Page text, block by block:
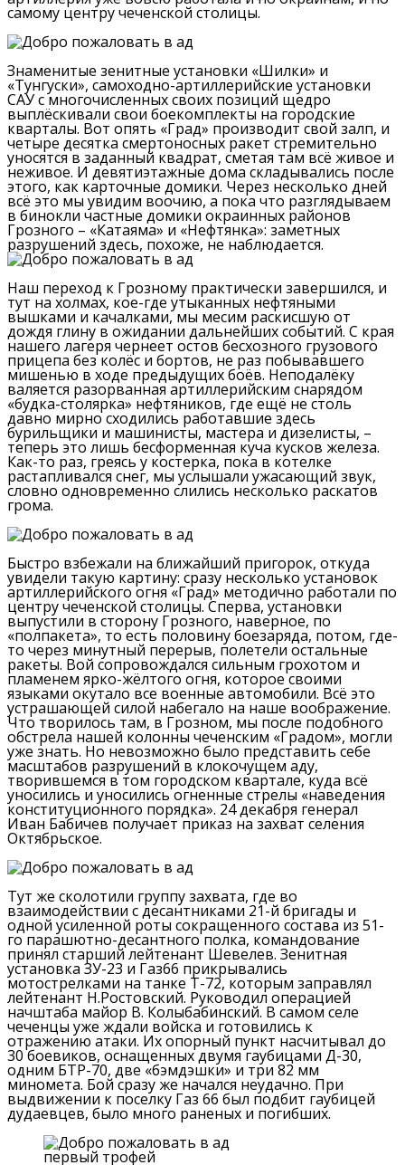
самому центру чеченской столицы.
Знаменитые зенитные установки «Шилки» и
«Тунгуски», самоходно-артиллерийские установки
САУ с многочисленных своих позиций щедро
выплёскивали свои боекомплекты на городские
кварталы. Вот опять «Град» производит свой залп, и
четыре десятка смертоносных ракет стремительно
уносятся в заданный квадрат, сметая там всё живое и
неживое. И девятиэтажные дома складывались после
этого, как карточные домики. Через несколько дней
всё это мы увидим воочию, а пока что разглядываем
в бинокли частные домики окраинных районов
Грозного – «Катаяма» и «Нефтянка»: заметных
разрушений здесь, похоже, не наблюдается.
Наш переход к Грозному практически завершился, и
тут на холмах, кое-где утыканных нефтяными
вышками и качалками, мы месим раскисшую от
дождя глину в ожидании дальнейших событий. С края
нашего лагеря чернеет остов бесхозного грузового
прицепа без колёс и бортов, не раз побывавшего
мишенью в ходе предыдущих боёв. Неподалёку
валяется разорванная артиллерийским снарядом
«будка-столярка» нефтяников, где ещё не столь
давно мирно сходились работавшие здесь
бурильщики и машинисты, мастера и дизелисты, –
теперь это лишь бесформенная куча кусков железа.
Как-то раз, греясь у костерка, пока в котелке
растапливался снег, мы услышали ужасающий звук,
словно одновременно слились несколько раскатов
грома.
Быстро взбежали на ближайший пригорок, откуда
увидели такую картину: сразу несколько установок
артиллерийского огня «Град» методично работали по
центру чеченской столицы.Сперва, установки
выпустили в сторону Грозного, наверное, по
«полпакета», то есть половину боезаряда, потом, где-
то через минутный перерыв, полетели остальные
ракеты. Вой сопровождался сильным грохотом и
пламенем ярко-жёлтого огня, которое своими
языками окутало все военные автомобили. Всё это
устрашающей силой набегало на наше воображение.
Что творилось там, в Грозном, мы после подобного
обстрела нашей колонны чеченским «Градом», могли
уже знать. Но невозможно было представить себе
масштабов разрушений в клокочущем аду,
творившемся в том городском квартале, куда всё
уносились и уносились огненные стрелы «наведения
конституционного порядка». 24 декабря генерал
Иван Бабичев получает приказ на захват селения
Октябрьское.
Тут же сколотили группу захвата, где во
взаимодействии с десантниками 21-й бригады и
одной усиленной роты сокращенного состава из 51-
го парашютно-десантного полка, командование
принял старший лейтенант Шевелев. Зенитная
установка ЗУ-23 и Газ66 прикрывались
мотострелками на танке Т-72, которым заправлял
лейтенант Н.Ростовский. Руководил операцией
начштаба майор В. Колыбабинский. В самом селе
чеченцы уже ждали войска и готовились к
отражению атаки. Их опорный пункт насчитывал до
30 боевиков, оснащенных двумя гаубицами Д-30,
одним БТР-70, две «бэмдэшки» и три 82 мм
миномета. Бой сразу же начался неудачно. При
выдвижении к поселку Газ 66 был подбит гаубицей
дудаевцев, было много раненых и погибших.
первый трофей